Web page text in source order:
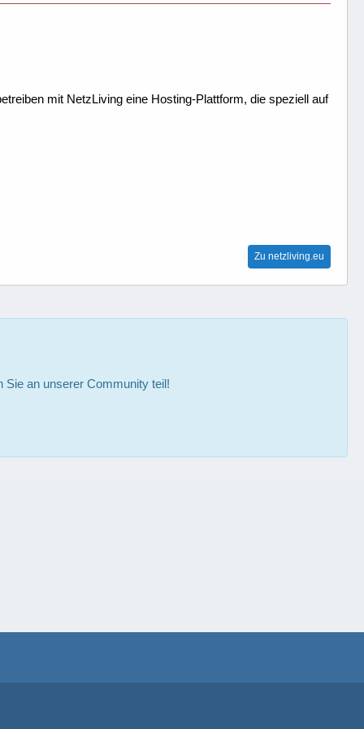
mit NetzLiving eine Hosting-Plattform, die speziell auf
Zu netzliving.eu
Sie an unserer Community teil!